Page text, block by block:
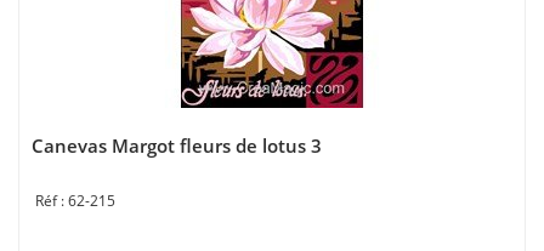
Canevas Margot fleurs de lotus 3
62-215